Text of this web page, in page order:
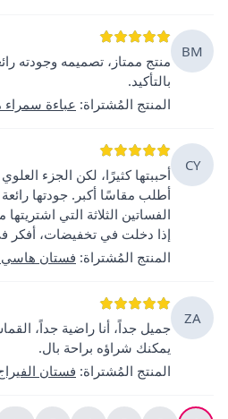
BM
منتج ممتاز، تصميمه وجودته
بالتأكيد.
المنتج المُشتراة: عباءة سمراء
CY
أحببتها كثيرًا، لكن الجزء
أطلب مقاسًا أكبر. جودتها
الفساتين الثلاثة التي
إذا دخلت في تخفيضات، أفكر
المنتج المُشتراة: فستان هاسي
ZA
جميل جداً، أنا راضية جداً،
يمكنك شراؤه براحة بال.
المنتج المُشتراة: فستان